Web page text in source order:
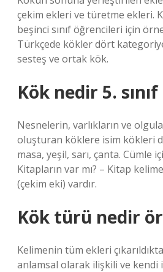
çekim ekleri ve türetme ekleri.
beşinci sınıf öğrencileri için
Türkçede kökler dört
sesteş ve ortak kök.
Kök nedir 5.
Nesnelerin, varlıkların ve
oluşturan köklere isim kökleri
masa, yeşil, sarı, çanta. Cümle
Kitapların var mı? – Kitap
(çekim eki) vardır.
Kök türü nedir
Kelimenin tüm ekleri
anlamsal olarak ilişkili ve kendi